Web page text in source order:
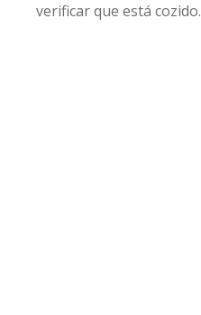
verificar que está cozido.